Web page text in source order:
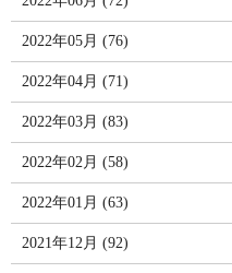
2022年05月 (76)
2022年04月 (71)
2022年03月 (83)
2022年02月 (58)
2022年01月 (63)
2021年12月 (92)